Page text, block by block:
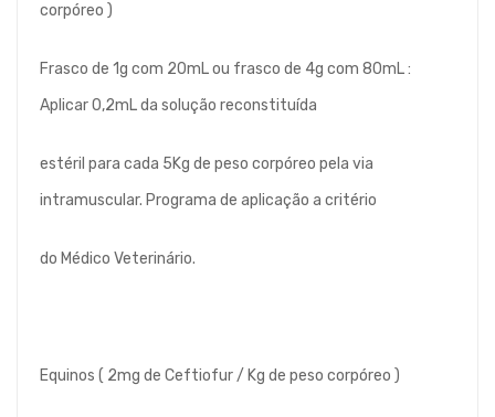
corpóreo )
Frasco de 1g com 20mL ou frasco de 4g com 80mL :
Aplicar 0,2mL da solução reconstituída
estéril para cada 5Kg de peso corpóreo pela via
intramuscular. Programa de aplicação a critério
do Médico Veterinário.
Equinos ( 2mg de Ceftiofur / Kg de peso corpóreo )